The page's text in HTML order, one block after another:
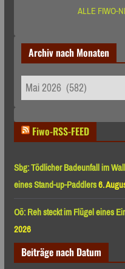
ALLE FIWO-
Archiv nach Monaten
Archiv
nach
Fiwo-RSS-FEED
Sbg: Tödlicher Badeunfall im
eines Stand-up-Paddlers6.
Oö: Reh steckt im Flügel eines
2026
Beiträge nach Datum